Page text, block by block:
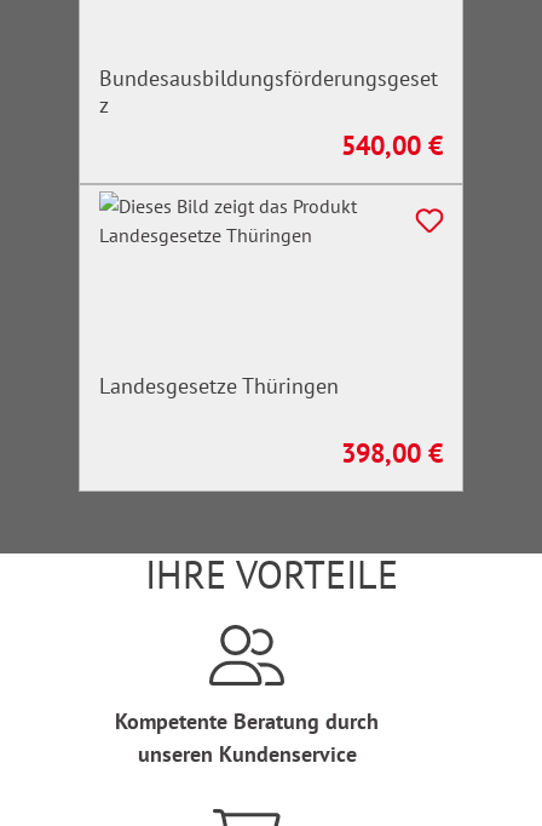
Bundesausbildungsförderungsgeset
z
Regulärer Preis:
540,00 €
Landesgesetze Thüringen
Regulärer Preis:
398,00 €
IHRE VORTEILE
Kompetente Beratung durch
unseren Kundenservice